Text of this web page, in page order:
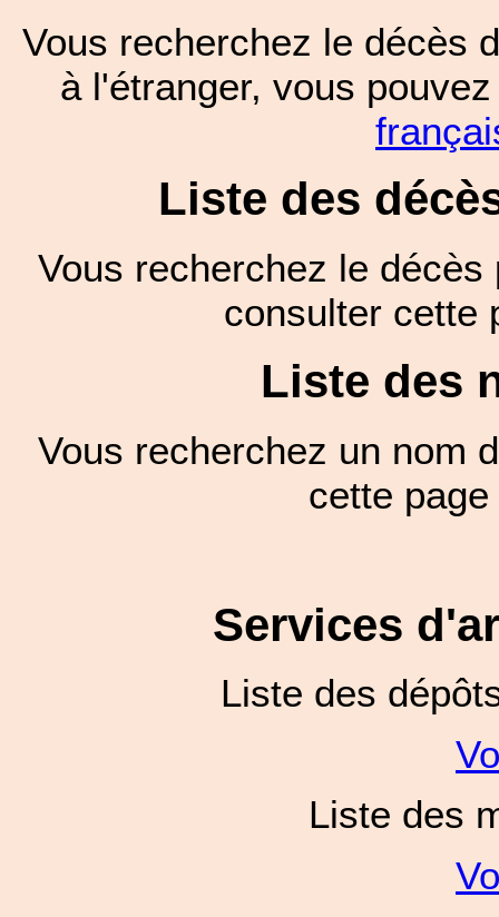
Vous recherchez le décès
à l'étranger, vous
Liste des
Vous recherchez le
consulter
Liste des
Vous recherchez un nom
cette
Services
Liste des
Liste des